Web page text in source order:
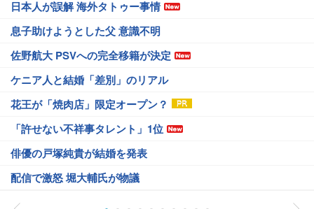
日本人が誤解 海外タトゥー事情
息子助けようとした父 意識不明
佐野航大 PSVへの完全移籍が決定
ケニア人と結婚「差別」のリアル
花王が「焼肉店」限定オープン？
「許せない不祥事タレント」1位
俳優の戸塚純貴が結婚を発表
配信で激怒 堀大輔氏が物議